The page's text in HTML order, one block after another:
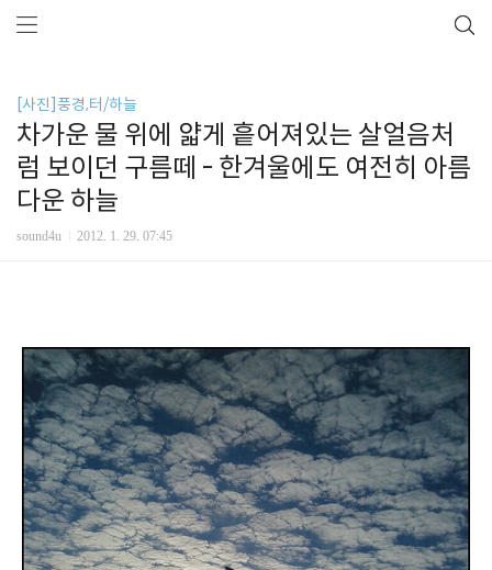
[사진]풍경,터/하늘
차가운 물 위에 얇게 흩어져있는 살얼음처
럼 보이던 구름떼 - 한겨울에도 여전히 아름
다운 하늘
sound4u 2012. 1. 29. 07:45